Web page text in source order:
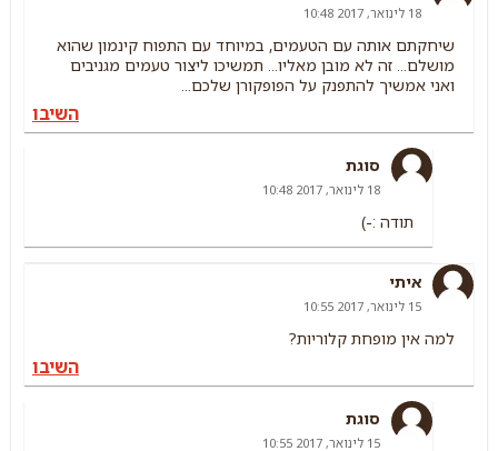
18 לינואר, 2017 10:48
שיחקתם אותה עם הטעמים, במיוחד עם התפוח קינמון שהוא
מושלם... זה לא מובן מאליו... תמשיכו ליצור טעמים מגניבים
ואני אמשיך להתפנק על הפופקורן שלכם...
השיבו
סוגת
18 לינואר, 2017 10:48
תודה :-)
איתי
15 לינואר, 2017 10:55
למה אין מופחת קלוריות?
השיבו
סוגת
15 לינואר, 2017 10:55